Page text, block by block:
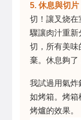
5. 休息與切片
切！讓叉烧在
驟讓肉汁重新
切，所有美味
棄。休息夠了
我試過用氣炸
如烤箱。烤箱
烤爐的效果。